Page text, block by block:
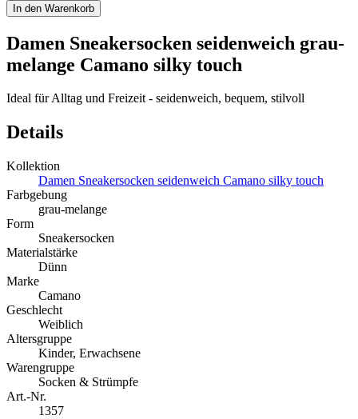
In den Warenkorb
Damen Sneakersocken seidenweich grau-
melange Camano silky touch
Ideal für Alltag und Freizeit - seidenweich, bequem, stilvoll
Details
Kollektion
Damen Sneakersocken seidenweich Camano silky touch
Farbgebung
grau-melange
Form
Sneakersocken
Materialstärke
Dünn
Marke
Camano
Geschlecht
Weiblich
Altersgruppe
Kinder, Erwachsene
Warengruppe
Socken & Strümpfe
Art.-Nr.
1357